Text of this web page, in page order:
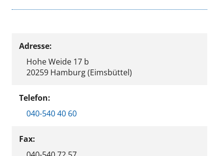
Adresse:
Hohe Weide 17 b
20259 Hamburg (Eimsbüttel)
Telefon:
040-540 40 60
Fax: